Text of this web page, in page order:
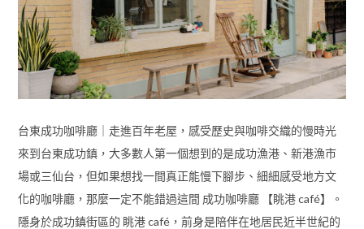
台東成功咖啡廳｜走進百年老屋，感受歷史與咖啡交織的慢時光
來到台東成功鎮，大多數人第一個想到的是成功漁港、新港漁市
場或三仙台，但如果想找一間真正能慢下腳步、細細感受地方文
化的咖啡廳，那麼一定不能錯過這間 成功咖啡廳 【眺港 café】。
隱身於成功鎮街區的 眺港 café，前身是陪伴在地居民近半世紀的